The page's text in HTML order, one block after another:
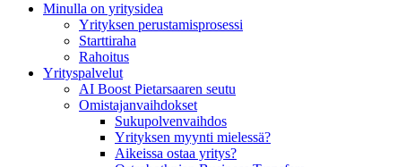
Minulla on yritysidea
Yrityksen perustamisprosessi
Starttiraha
Rahoitus
Yrityspalvelut
AI Boost Pietarsaaren seutu
Omistajanvaihdokset
Sukupolvenvaihdos
Yrityksen myynti mielessä?
Aikeissa ostaa yritys?